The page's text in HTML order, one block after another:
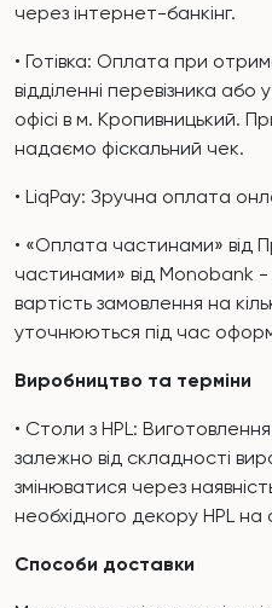
через інтернет-банкінг.
• Готівка: Оплата при
відділенні перевізника
офісі в м. Кропивницький.
надаємо фіскальний чек.
• LiqPay: Зручна оплата
• «Оплата частинами» від
частинами» від Monobank -
вартість замовлення на
уточнюються під час
Виробництво та терміни
• Столи з HPL:
залежно від складності
змінюватися через
необхідного декору HPL на
Способи доставки